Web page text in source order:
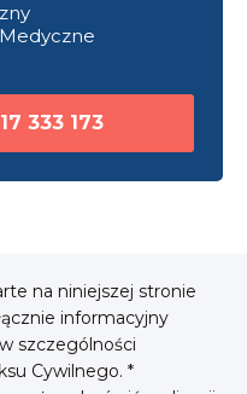
333 173
na niniejszej stronie
informacyjny
szczególności
Cywilnego. *